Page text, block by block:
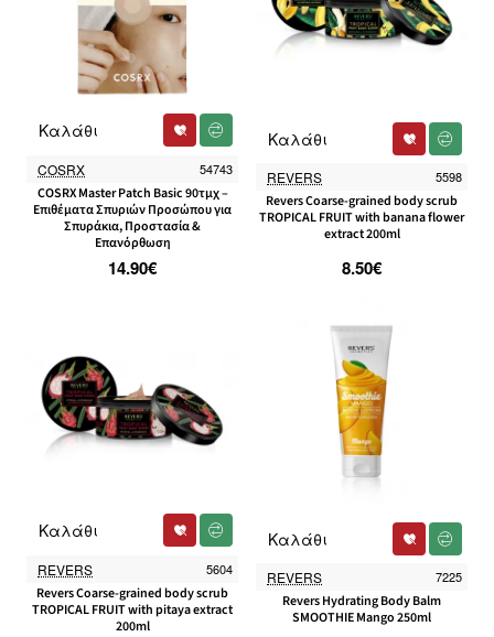
COSRX 54743
COSRX Master Patch Basic 90τμχ –
Επιθέματα Σπυριών Προσώπου για
Σπυράκια, Προστασία &
Επανόρθωση
14.90€
Καλάθι
REVERS 5598
Revers Coarse-grained body scrub
TROPICAL FRUIT with banana flower
extract 200ml
8.50€
Καλάθι
REVERS 5604
Revers Coarse-grained body scrub
TROPICAL FRUIT with pitaya extract
200ml
Καλάθι
REVERS 7225
Revers Hydrating Body Balm
SMOOTHIE Mango 250ml
Καλάθι